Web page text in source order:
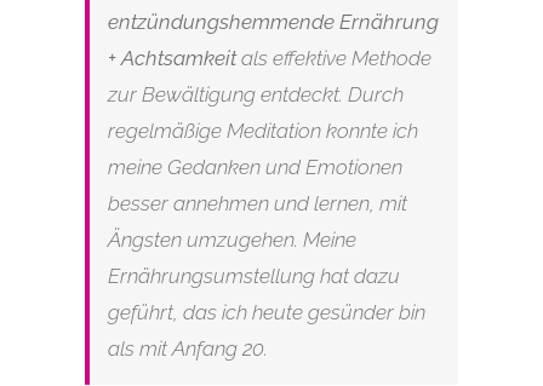
entzündungshemmende Ernährung
+ Achtsamkeitals effektive Methode
zur Bewältigung entdeckt. Durch
regelmäßige Meditation konnte ich
meine Gedanken und Emotionen
besser annehmen und lernen, mit
Ängsten umzugehen. Meine
Ernährungsumstellung hat dazu
geführt, das ich heute gesünder bin
als mit Anfang 20.